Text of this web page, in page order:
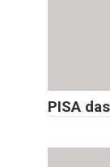
PISA